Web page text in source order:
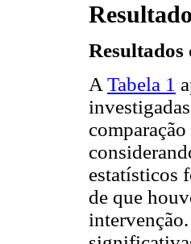
Resultados
A Tabela 1
estatísticos
de que